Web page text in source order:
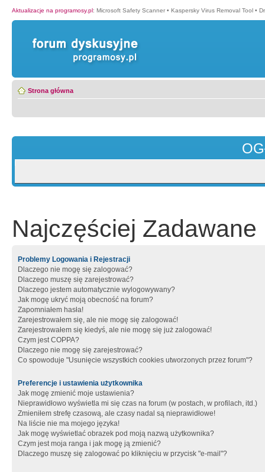
Aktualizacje na programosy.pl: Microsoft Safety Scanner • Kaspersky Virus Removal Tool •
Strona główna
Najczęściej Zadawane
Problemy Logowania i Rejestracji
Dlaczego nie mogę się zalogować?
Dlaczego muszę się zarejestrować?
Dlaczego jestem automatycznie wylogowywany?
Jak mogę ukryć moją obecność na forum?
Zapomniałem hasła!
Zarejestrowałem się, ale nie mogę się zalogować!
Zarejestrowałem się kiedyś, ale nie mogę się już zalogować!
Czym jest COPPA?
Dlaczego nie mogę się zarejestrować?
Co spowoduje "Usunięcie wszystkich cookies utworzonych przez forum"?
Preferencje i ustawienia użytkownika
Jak mogę zmienić moje ustawienia?
Nieprawidłowo wyświetla mi się czas na forum (w postach, w profilach, itd.)
Zmieniłem strefę czasową, ale czasy nadal są nieprawidłowe!
Na liście nie ma mojego języka!
Jak mogę wyświetlać obrazek pod moją nazwą użytkownika?
Czym jest moja ranga i jak mogę ją zmienić?
Dlaczego muszę się zalogować po kliknięciu w przycisk "e-mail"?